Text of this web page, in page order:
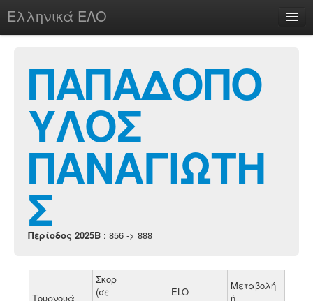
Ελληνικά ΕΛΟ
chesstu.be @ discord
ΠΑΠΑΔΟΠΟ
ΥΛΟΣ
ΠΑΝΑΓΙΩΤΗ
Σ
Περίοδος 2025B : 856 -> 888
Τουρνουά
Σκορ
(σε
ELO
Μεταβολή
ή